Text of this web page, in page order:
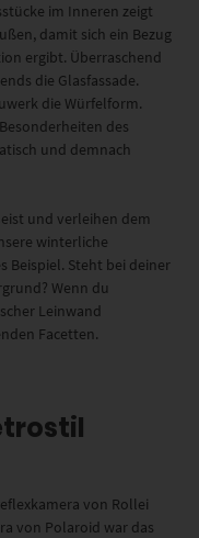
im Inneren zeigt
damit sich ein Bezug
ergibt. Überraschend
die Glasfassade.
die Würfelform.
des
und demnach
und verleihen dem
winterliche
Beispiel. Steht bei deiner
Wenn du
Leinwand
Facetten.
von Rollei
von Polaroid war das